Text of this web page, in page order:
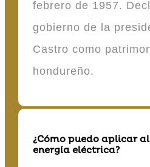
febrero de 1957.
gobierno de la
Castro como
hondureño.
¿Cómo puedo aplicar
energía eléctrica?